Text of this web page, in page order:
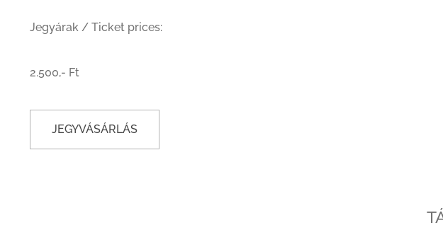
Jegyárak / Ticket prices:
2.500,- Ft
JEGYVÁSÁRLÁS